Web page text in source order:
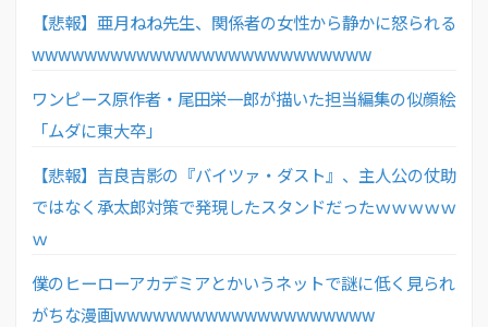
【悲報】亜月ねね先生、関係者の女性から静かに怒られる
wwwwwwwwwwwwwwwwwwwwwwwwww
ワンピース原作者・尾田栄一郎が描いた担当編集の似顔絵
「ムダに東大卒」
【悲報】吉良吉影の『バイツァ・ダスト』、主人公の仗助
ではなく承太郎対策で発現したスタンドだったｗｗｗｗｗ
ｗ
僕のヒーローアカデミアとかいうネットで謎に低く見られ
がちな漫画wwwwwwwwwwwwwwwwwwww